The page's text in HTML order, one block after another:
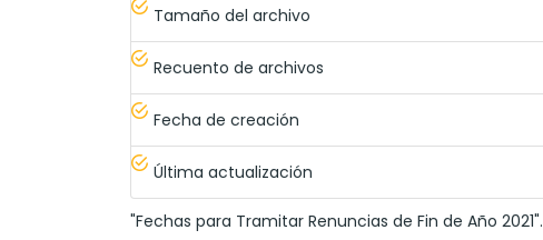
Tamaño del archivo
Recuento de archivos
Fecha de creación
Última actualización
"Fechas para Tramitar Renuncias de Fin de Año 2021".